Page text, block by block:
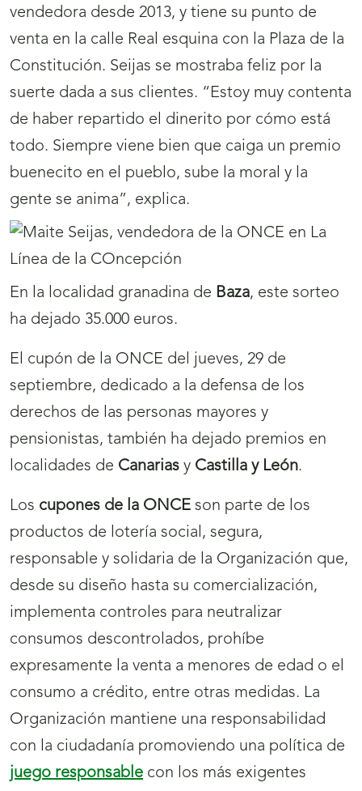
vendedora desde 2013, y tiene su punto de
venta en la calle Real esquina con la Plaza de la
Constitución. Seijas se mostraba feliz por la
suerte dada a sus clientes. “Estoy muy contenta
de haber repartido el dinerito por cómo está
todo. Siempre viene bien que caiga un premio
buenecito en el pueblo, sube la moral y la
gente se anima”, explica.
En la localidad granadina de Baza, este sorteo
ha dejado 35.000 euros.
El cupón de la ONCE del jueves, 29 de
septiembre, dedicado a la defensa de los
derechos de las personas mayores y
pensionistas, también ha dejado premios en
localidades de Canarias y Castilla y León.
Los cupones de la ONCE son parte de los
productos de lotería social, segura,
responsable y solidaria de la Organización que,
desde su diseño hasta su comercialización,
implementa controles para neutralizar
consumos descontrolados, prohíbe
expresamente la venta a menores de edad o el
consumo a crédito, entre otras medidas. La
Organización mantiene una responsabilidad
con la ciudadanía promoviendo una política de
juego responsable con los más exigentes